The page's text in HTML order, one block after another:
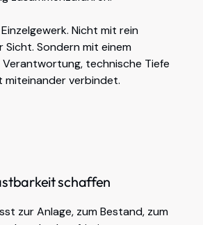
Nicht mit rein
Sondern mit einem
technische Tiefe
miteinander verbindet.
schaffen
zur Anlage, zum Bestand, zum